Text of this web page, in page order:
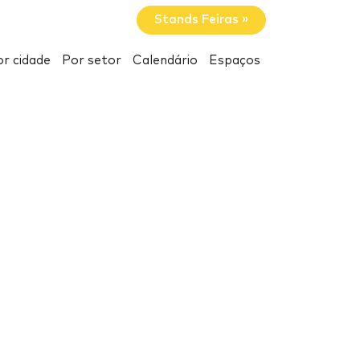
Stands Feiras »
cidade Por setor Calendário Espaços